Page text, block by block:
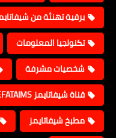
برقية تهنئة من
تكنولجيا المعلومات
شخصيات مشرفة
قناة شيفاتايمز TV / SHEFATAIMS
مطبخ شيفاتايمز